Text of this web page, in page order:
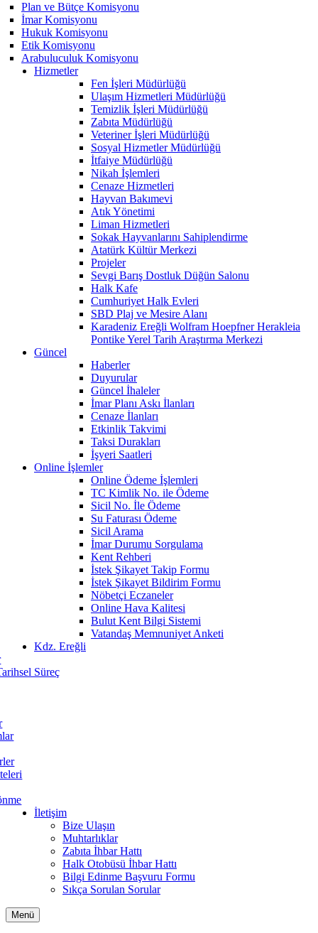
Plan ve Bütçe Komisyonu
İmar Komisyonu
Hukuk Komisyonu
Etik Komisyonu
Arabuluculuk Komisyonu
Hizmetler
Fen İşleri Müdürlüğü
Ulaşım Hizmetleri Müdürlüğü
Temizlik İşleri Müdürlüğü
Zabıta Müdürlüğü
Veteriner İşleri Müdürlüğü
Sosyal Hizmetler Müdürlüğü
İtfaiye Müdürlüğü
Nikah İşlemleri
Cenaze Hizmetleri
Hayvan Bakımevi
Atık Yönetimi
Liman Hizmetleri
Sokak Hayvanlarını Sahiplendirme
Atatürk Kültür Merkezi
Projeler
Sevgi Barış Dostluk Düğün Salonu
Halk Kafe
Cumhuriyet Halk Evleri
SBD Plaj ve Mesire Alanı
Karadeniz Ereğli Wolfram Hoepfner Herakleia
Pontike Yerel Tarih Araştırma Merkezi
Güncel
Haberler
Duyurular
Güncel İhaleler
İmar Planı Askı İlanları
Cenaze İlanları
Etkinlik Takvimi
Taksi Durakları
İşyeri Saatleri
Online İşlemler
Online Ödeme İşlemleri
TC Kimlik No. ile Ödeme
Sicil No. İle Ödeme
Su Faturası Ödeme
Sicil Arama
İmar Durumu Sorgulama
Kent Rehberi
İstek Şikayet Takip Formu
İstek Şikayet Bildirim Formu
Nöbetçi Eczaneler
Online Hava Kalitesi
Bulut Kent Bilgi Sistemi
Vatandaş Memnuniyet Anketi
Kdz. Ereğli
Süreç
İletişim
Bize Ulaşın
Muhtarlıklar
Zabıta İhbar Hattı
Halk Otobüsü İhbar Hattı
Bilgi Edinme Başvuru Formu
Sıkça Sorulan Sorular
Menü